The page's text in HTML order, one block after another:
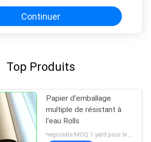
Continuer
Top Produits
Papier d'emballage
multiple de résistant à
l'eau Rolls